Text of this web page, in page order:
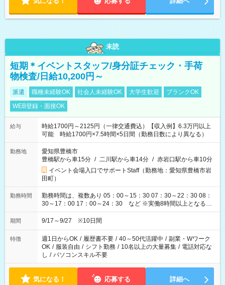
未読
短期＊イベントスタッフ/身分証チェック・手荷
物検査/日給10,200円～
派遣 職種未経験OK 社会人未経験OK 大学生歓迎
ブランクOK
WEB登録・面接OK
給与
時給1700円～2125円（一律交通費込）【収入例】6.3万円以上
可能 時給1700円×7.5時間×5日間（勤務日数により異なる）
勤務地
愛知県豊橋市
豊橋駅から車15分 / 二川駅から車14分 / 赤岩口駅から車10分
イベント会場入口でサポートStaff（勤務地：愛知県豊橋市岩
田町）
勤務時間
勤務時間は、複数あり 05：00～15：30 07：30～22：30 08：
30～17：00 17：00～24：30 など ※実働8時間以上となる勤
務もあります。 【休憩】60分+他休憩あり 交替で取得します。
安全面に配慮しこまめな休憩があります。
期間 9/17～9/27 ※10日間
特徴 週1日からOK / 履歴書不要 / 40～50代活躍中 / 副業・Wワーク
OK / 服装自由 / シフト勤務 / 10名以上の大量募集 / 電話対応な
し / パソコンスキル不要
気になる！ 応募する 詳細へ